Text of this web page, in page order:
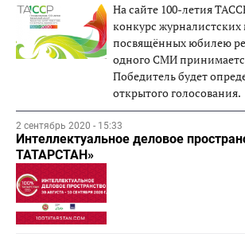
На сайте 100-летия
конкурс журналистских
посвящённых юбилею
одного СМИ
Победитель будет
открытого голосования.
2 сентябрь 2020 - 15:33
Интеллектуальное деловое
ТАТАРСТАН»